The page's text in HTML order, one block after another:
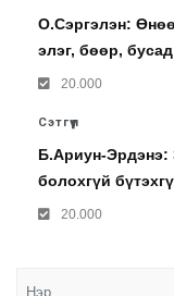
О.Сэргэлэн:
элэг, бөөр,
20.000
Сэтгүүл
Б.Ариун-Эрдэнэ:
болохгүй
20.000